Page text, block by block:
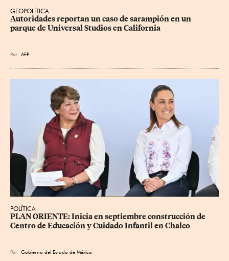
GEOPOLÍTICA
Autoridades reportan un caso de sarampión en un
parque de Universal Studios en California
Por AFP
POLÍTICA
PLAN ORIENTE: Inicia en septiembre construcción de
Centro de Educación y Cuidado Infantil en Chalco
Por Gobierno del Estado de México